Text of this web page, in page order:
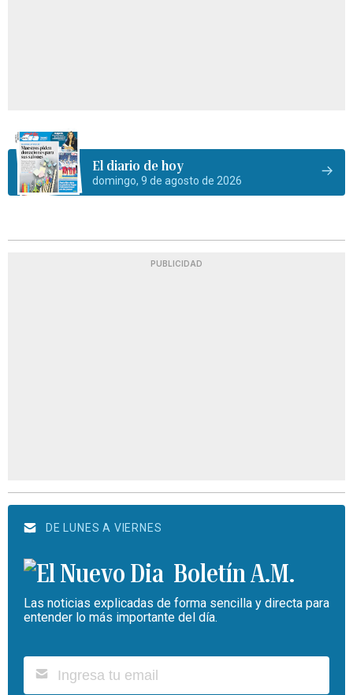
El diario de hoy
domingo, 9 de agosto de 2026
PUBLICIDAD
DE LUNES A VIERNES
Boletín A.M.
Las noticias explicadas de forma sencilla y directa para
entender lo más importante del día.